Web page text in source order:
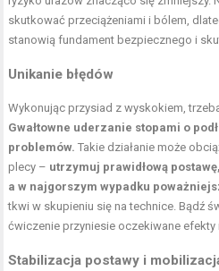
skutkować przeciążeniami i bólem,
stanowią fundament bezpiecznego i
Unikanie błędów
Wykonując przysiad z wyskokiem,
Gwałtowne uderzanie stopami o
problemów. Takie działanie może
plecy – utrzymuj prawidłową
a w najgorszym wypadku
tkwi w skupieniu się na technice. Bądź
ćwiczenie przyniesie oczekiwane efekty
Stabilizacja postawy i